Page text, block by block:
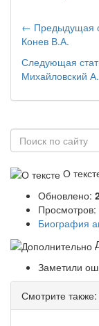
← Предыдущая
Конев В.А.
Следующая
Михайловский
О
Обновлено:
Просмотров:
Биография
Заметили
Смотрите также: